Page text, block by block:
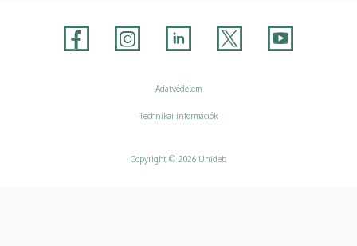
Adatvédelem
Technikai információk
Copyright © 2026 Unideb